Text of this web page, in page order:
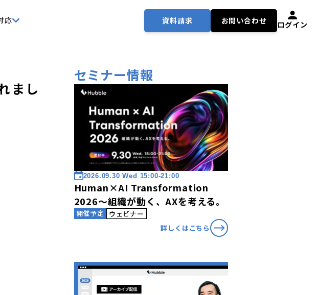
応 資料請求 お問い合わせ ログイン
まし
セミナー情報
2026.09.30 Wed 15:00-21:00
Human×AI Transformation
2026〜組織が動く、AXを考える。
開催予定
ウェビナー
詳しくはこちら